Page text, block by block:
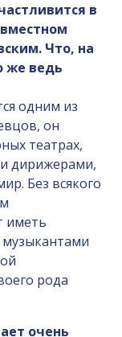
в
Что, на
же ведь
одним из
он
театрах,
дирижерами,
Без всякого
иметь
музыкантами
рода
очень